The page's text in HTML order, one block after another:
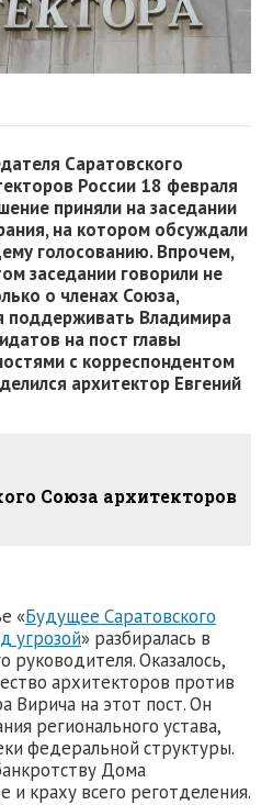
Саратовского
России 18 февраля
приняли на заседании
на котором обсуждали
голосованию. Впрочем,
заседании говорили не
о членах Союза,
поддерживать Владимира
на пост главы
с корреспондентом
архитектор Евгений
Союза архитекторов
«Будущее Саратовского
угрозой» разбиралась в
руководителя. Оказалось,
архитекторов против
Вирича на этот пост. Он
регионального устава,
федеральной структуры.
Дома
и краху всего реготделения.